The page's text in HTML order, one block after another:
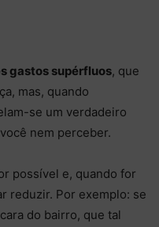
gastos supérfluos, que
mas, quando
se um verdadeiro
nem perceber.
possível e, quando for
reduzir. Por exemplo: se
do bairro, que tal